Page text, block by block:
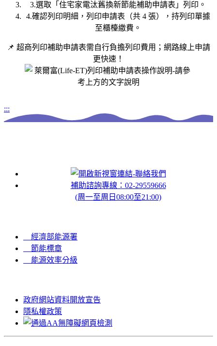
3.選取「住宅家電汰舊換新節能補助申請表」列印。
4.確認列印明細，列印申請表（共 4 張），持列印單據
至櫃檯繳費。
📌 超商列印補助申請表需自行負擔列印費用；網路線上申請
更快速！
:::
補助諮詢專線：02-29559666
(周一至周日08:00至21:00)
經濟部能源署
節能標章
能源效率分級
政府網站資料開放宣告
隱私權政策